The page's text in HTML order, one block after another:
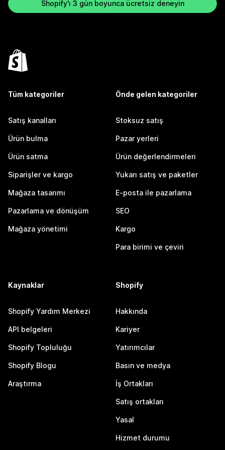
Shopify'ı 3 gün boyunca ücretsiz deneyin
Tüm kategoriler
Satış kanalları
Ürün bulma
Ürün satma
Siparişler ve kargo
Mağaza tasarımı
Pazarlama ve dönüşüm
Mağaza yönetimi
Önde gelen kategoriler
Stoksuz satış
Pazar yerleri
Ürün değerlendirmeleri
Yukarı satış ve paketler
E-posta ile pazarlama
SEO
Kargo
Para birimi ve çeviri
Kaynaklar
Shopify Yardım Merkezi
API belgeleri
Shopify Topluluğu
Shopify Blogu
Araştırma
Shopify
Hakkında
Kariyer
Yatırımcılar
Basın ve medya
İş Ortakları
Satış ortakları
Yasal
Hizmet durumu